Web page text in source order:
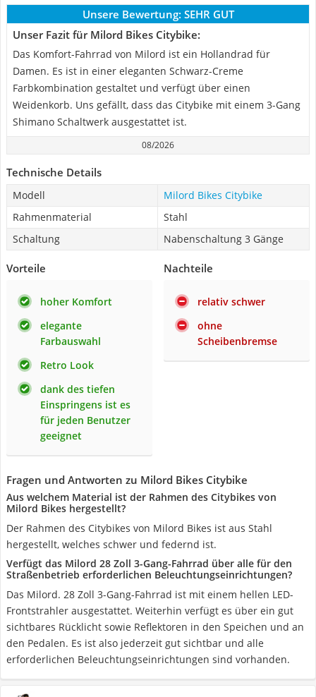
Unsere Bewertung: SEHR GUT
Unser Fazit für Milord Bikes Citybike:
Das Komfort-Fahrrad von Milord ist ein Hollandrad für
Damen. Es ist in einer eleganten Schwarz-Creme
Farbkombination gestaltet und verfügt über einen
Weidenkorb. Uns gefällt, dass das Citybike mit einem 3-Gang
Shimano Schaltwerk ausgestattet ist.
08/2026
Technische Details
Modell
Milord Bikes Citybike
Rahmenmaterial
Stahl
Schaltung
Nabenschaltung 3 Gänge
Vorteile
hoher Komfort
elegante
Farbauswahl
Retro Look
dank des tiefen
Einspringens ist es
für jeden Benutzer
geeignet
Nachteile
relativ schwer
ohne
Scheibenbremse
Fragen und Antworten zu Milord Bikes Citybike
Aus welchem Material ist der Rahmen des Citybikes von
Milord Bikes hergestellt?
Der Rahmen des Citybikes von Milord Bikes ist aus Stahl
hergestellt, welches schwer und federnd ist.
Verfügt das Milord 28 Zoll 3-Gang-Fahrrad über alle für den
Straßenbetrieb erforderlichen Beleuchtungseinrichtungen?
Das Milord. 28 Zoll 3-Gang-Fahrrad ist mit einem hellen LED-
Frontstrahler ausgestattet. Weiterhin verfügt es über ein gut
sichtbares Rücklicht sowie Reflektoren in den Speichen und an
den Pedalen. Es ist also jederzeit gut sichtbar und alle
erforderlichen Beleuchtungseinrichtungen sind vorhanden.